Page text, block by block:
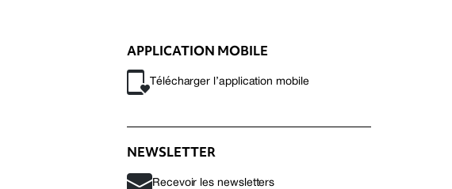
APPLICATION MOBILE
Télécharger l’application mobile
NEWSLETTER
Recevoir les newsletters